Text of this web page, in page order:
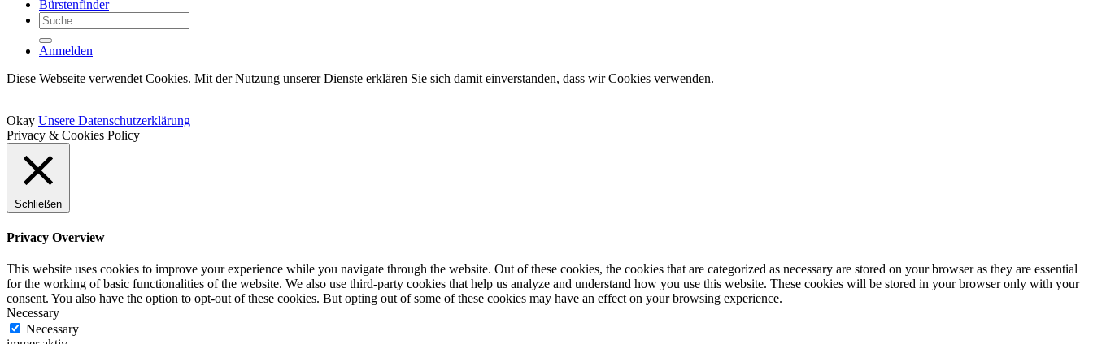
Bürstenfinder
Suche
nach:
Anmelden
Diese Webseite verwendet Cookies. Mit der Nutzung unserer Dienste erklären Sie sich damit einverstanden, dass wir Cookies verwenden.
Okay Unsere Datenschutzerklärung
Privacy & Cookies Policy
Schließen
Privacy Overview
This website uses cookies to improve your experience while you navigate through the website. Out of these cookies, the cookies that are categorized as necessary are stored on your browser as they are essential
for the working of basic functionalities of the website. We also use third-party cookies that help us analyze and understand how you use this website. These cookies will be stored in your browser only with your
consent. You also have the option to opt-out of these cookies. But opting out of some of these cookies may have an effect on your browsing experience.
Necessary
Necessary